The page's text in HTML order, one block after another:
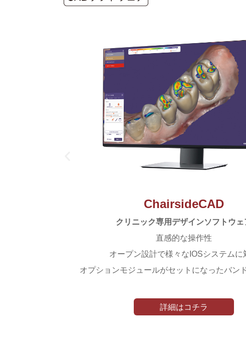
ChairsideCAD
クリニック専用デザインソフトウェ
直感的な操作性
オープン設計で様々なIOSシステムに
オプションモジュールがセットになったバン
詳細はコチラ